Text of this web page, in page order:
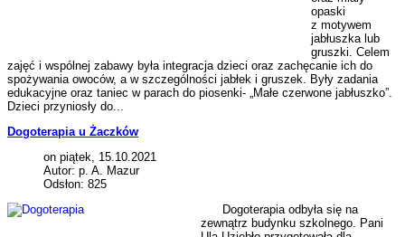
opaski
z motywem
jabłuszka lub
gruszki. Celem
zajęć i wspólnej zabawy była integracja dzieci oraz zachęcanie ich do
spożywania owoców, a w szczególności jabłek i gruszek. Były zadania
edukacyjne oraz taniec w parach do piosenki- „Małe czerwone jabłuszko”.
Dzieci przyniosły do...
Dogoterapia u Żaczków
on piątek, 15.10.2021
Autor: p. A. Mazur
Odsłon: 825
Dogoterapia odbyła się na
zewnątrz budynku szkolnego. Pani